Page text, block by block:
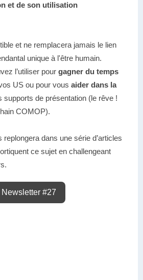
et de son utilisation
et ne remplacera jamais le lien
unique à l'être humain.
l’utiliser pour gagner du temps
US ou pour vous aider dans la
supports de présentation (le rêve !
COMOP).
dans une série d’articles
ce sujet en challengeant
Newsletter #27